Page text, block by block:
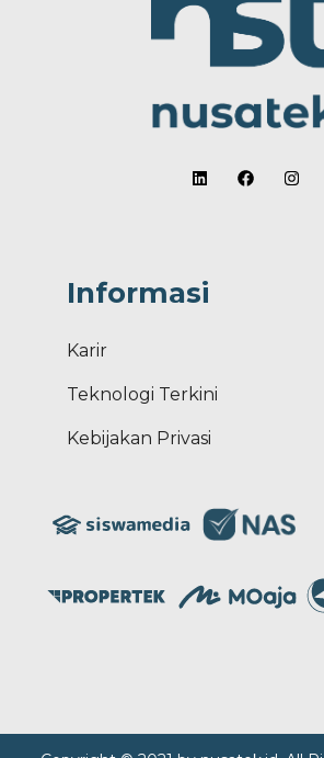
Informasi
Karir
Teknologi Terkini
Kebijakan Privasi